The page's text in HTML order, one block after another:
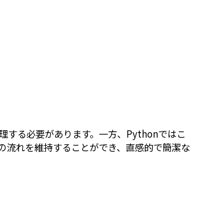
する必要があります。一方、Pythonではこ
流れを維持することができ、直感的で簡潔な